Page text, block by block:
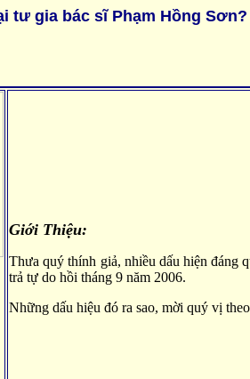
tư gia bác sĩ Phạm Hồng Sơn?
Giới Thiệu:
Thưa quý thính giả, nhiều dấu hiện đáng
trả tự do hồi tháng 9 năm 2006.
Những dấu hiệu đó ra sao, mời quý vị